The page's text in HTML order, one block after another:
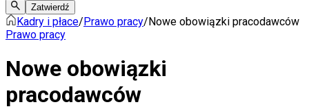
Zatwierdź
Kadry i płace/Prawo pracy/Nowe obowiązki pracodawców
Prawo pracy
Nowe obowiązki
pracodawców